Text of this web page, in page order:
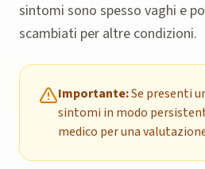
sintomi sono spesso vaghi e
scambiati per altre condizioni.
Importante:Se presenti
sintomi in modo
medico per una